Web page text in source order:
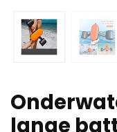
lange